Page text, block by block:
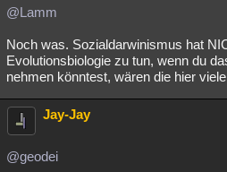
@Lamm
Noch was. Sozialdarwinismus hat
Evolutionsbiologie zu tun, wenn du
nehmen könntest, wären die hier
Jay-Jay
@geodei